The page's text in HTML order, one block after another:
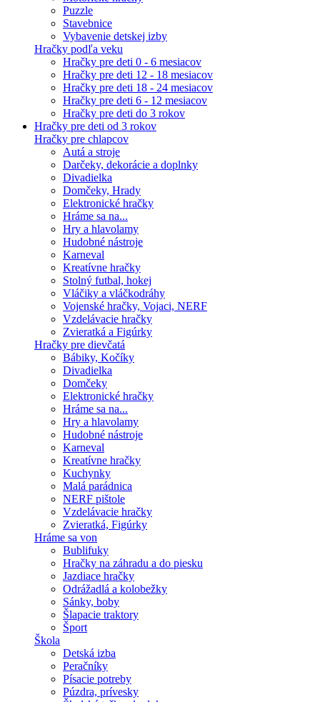
Puzzle
Stavebnice
Vybavenie detskej izby
Hračky podľa veku
Hračky pre deti 0 - 6 mesiacov
Hračky pre deti 12 - 18 mesiacov
Hračky pre deti 18 - 24 mesiacov
Hračky pre deti 6 - 12 mesiacov
Hračky pre deti do 3 rokov
Hračky pre deti od 3 rokov
Hračky pre chlapcov
Autá a stroje
Darčeky, dekorácie a doplnky
Divadielka
Domčeky, Hrady
Elektronické hračky
Hráme sa na...
Hry a hlavolamy
Hudobné nástroje
Karneval
Kreatívne hračky
Stolný futbal, hokej
Vláčiky a vláčkodráhy
Vojenské hračky, Vojaci, NERF
Vzdelávacie hračky
Zvieratká a Figúrky
Hračky pre dievčatá
Bábiky, Kočíky
Divadielka
Domčeky
Elektronické hračky
Hráme sa na...
Hry a hlavolamy
Hudobné nástroje
Karneval
Kreatívne hračky
Kuchynky
Malá parádnica
NERF pištole
Vzdelávacie hračky
Zvieratká, Figúrky
Hráme sa von
Bublifuky
Hračky na záhradu a do piesku
Jazdiace hračky
Odrážadlá a kolobežky
Sánky, boby
Šlapacie traktory
Šport
Škola
Detská izba
Peračníky
Písacie potreby
Púzdra, prívesky